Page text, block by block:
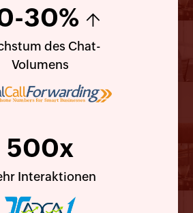
30% ↑
des Chat-
Volumens
500x
Interaktionen